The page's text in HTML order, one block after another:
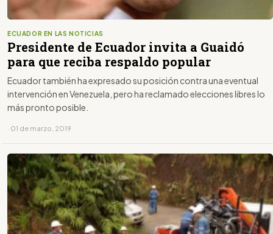
ECUADOR EN LAS NOTICIAS
Presidente de Ecuador invita a Guaidó
para que reciba respaldo popular
Ecuador también ha expresado su posición contra una eventual
intervención en Venezuela, pero ha reclamado elecciones libres lo
más pronto posible.
· 01 de marzo, 2019